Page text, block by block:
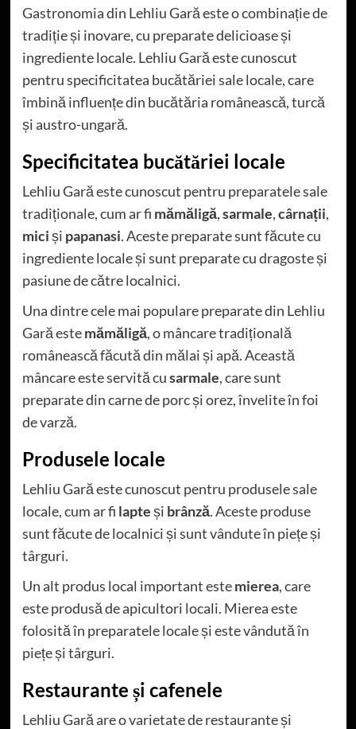
Gastronomia din Lehliu Gară este o combinație de
tradiție și inovare, cu preparate delicioase și
ingrediente locale. Lehliu Gară este cunoscut
pentru specificitatea bucătăriei sale locale, care
îmbină influențe din bucătăria românească, turcă
și austro-ungară.
Specificitatea bucătăriei locale
Lehliu Gară este cunoscut pentru preparatele sale
tradiționale, cum ar fi mămăligă,sarmale,cârnații,
miciși papanasi. Aceste preparate sunt făcute cu
ingrediente locale și sunt preparate cu dragoste și
pasiune de către localnici.
Una dintre cele mai populare preparate din Lehliu
Gară estemămăligă, o mâncare tradițională
românească făcută din mălai și apă. Această
mâncare este servită cusarmale, care sunt
preparate din carne de porc și orez, învelite în foi
de varză.
Produsele locale
Lehliu Gară este cunoscut pentru produsele sale
locale, cum ar fi lapteși brânză. Aceste produse
sunt făcute de localnici și sunt vândute în piețe și
târguri.
Un alt produs local important estemierea, care
este produsă de apicultori locali. Mierea este
folosită în preparatele locale și este vândută în
piețe și târguri.
Restaurante și cafenele
Lehliu Gară are o varietate de restaurante și